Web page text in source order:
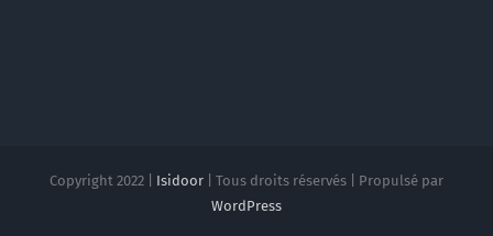
Copyright 2022 | Isidoor | Tous droits réservés | Propulsé par
WordPress